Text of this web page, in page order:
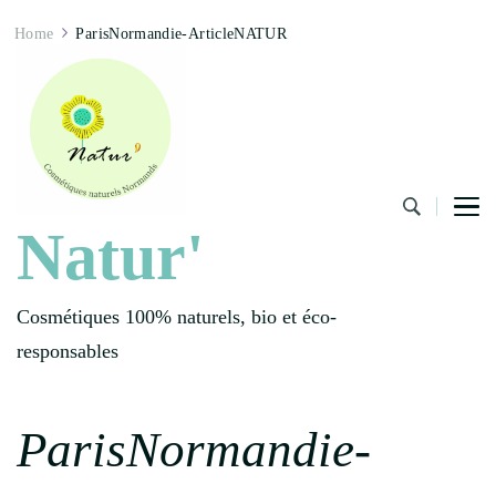
Natur'
Cosmétiques 100% naturels, bio et éco-
responsables
Home ParisNormandie-ArticleNATUR
ParisNormandie-